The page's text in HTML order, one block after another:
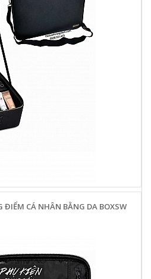
CÁ NHÂN BẰNG DA BOXSW